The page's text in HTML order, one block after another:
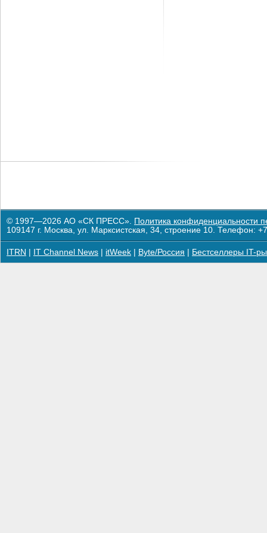
© 1997—2026 АО «СК ПРЕСС». Политика конфиденциальности
109147 г. Москва, ул. Марксистская, 34, строение 10. Телефон:
ITRN IT Channel News itWeek Byte/Россия Бестселлеры IT-